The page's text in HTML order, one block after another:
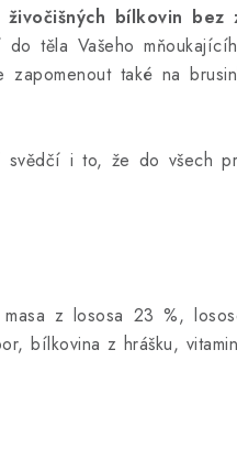
živočišných bílkovin bez
těla Vašeho
také na
i to, že do všech
z lososa 23 %,
bílkovina z hrášku,